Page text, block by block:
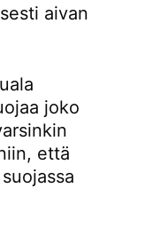
aivan
joko
että